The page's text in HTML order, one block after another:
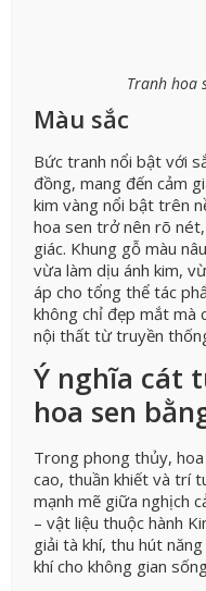
Tranh hoa
Màu sắc
Bức tranh nổi bật với
đồng, mang đến cảm
kim vàng nổi bật trên
hoa sen trở nên rõ
giác. Khung gỗ màu
vừa làm dịu ánh kim,
áp cho tổng thể tác
không chỉ đẹp mắt mà
nội thất từ truyền
Ý nghĩa cát
hoa sen
Trong phong thủy,
cao, thuần khiết và trí
mạnh mẽ giữa nghịch
– vật liệu thuộc hành
giải tà khí, thu hút
khí cho không gian